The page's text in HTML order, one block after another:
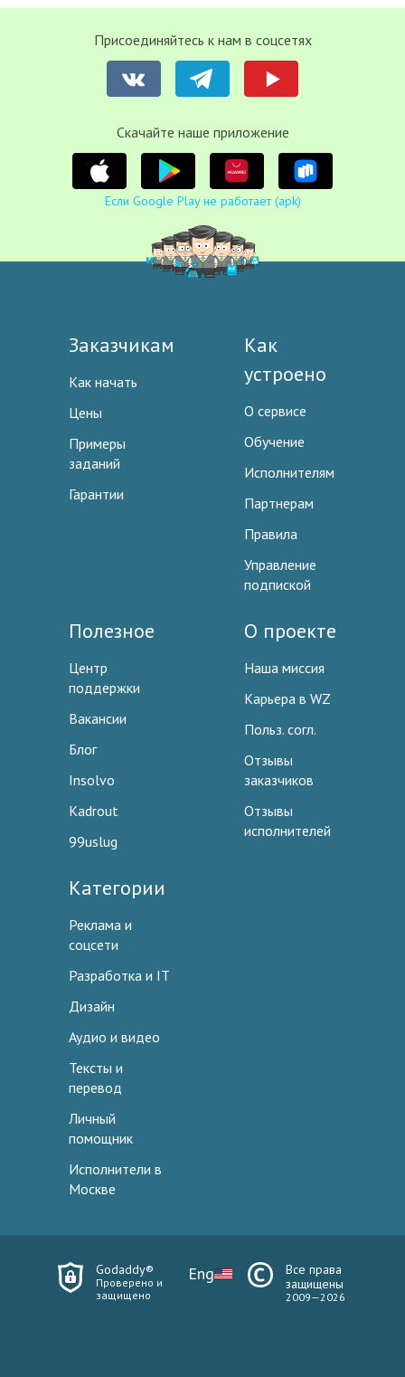
Присоединяйтесь к нам в соцсетях
Cкачайте наше приложение
Если Google Play не работает (apk)
Заказчикам
Как начать
Цены
Примеры
заданий
Гарантии
Как
устроено
О сервисе
Обучение
Исполнителям
Партнерам
Правила
Управление
подпиской
Полезное
Центр
поддержки
Вакансии
Блог
Insolvo
Kadrout
99uslug
О проекте
Наша миссия
Карьера в WZ
Польз. согл.
Отзывы
заказчиков
Отзывы
исполнителей
Категории
Реклама и
соцсети
Разработка и IT
Дизайн
Аудио и видео
Тексты и
перевод
Личный
помощник
Исполнители в
Москве
Godaddy®
Проверено и
защищено
Eng
Все права
защищены
2009—2026